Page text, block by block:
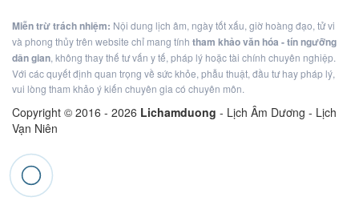
Miễn trừ trách nhiệm: Nội dung lịch âm, ngày tốt xấu, giờ hoàng đạo, tử vi
và phong thủy trên website chỉ mang tính tham khảo văn hóa - tín ngưỡng
dân gian, không thay thế tư vấn y tế, pháp lý hoặc tài chính chuyên nghiệp.
Với các quyết định quan trọng về sức khỏe, phẫu thuật, đầu tư hay pháp lý,
vui lòng tham khảo ý kiến chuyên gia có chuyên môn.
Copyright © 2016 - 2026 Lichamduong - Lịch Âm Dương - Lịch
Vạn Niên